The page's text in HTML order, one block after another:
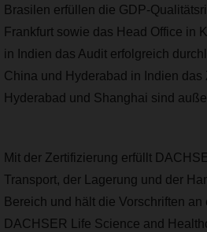
Brasilen erfüllen die GDP-
Frankfurt sowie das Head Office in
in Indien das Audit erfolgreich
China und Hyderabad in Indien das
Hyderabad und Shanghai sind
Mit der Zertifizierung erfüllt
Transport, der Lagerung und der
Bereich und hält die Vorschriften
DACHSER Life Science and